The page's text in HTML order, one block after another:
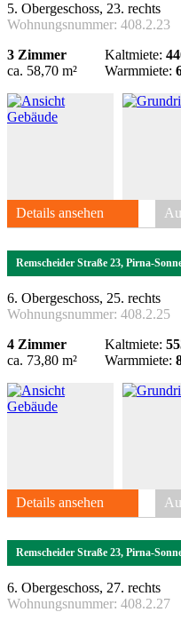
5. Obergeschoss, 23. rechts
Wohnungsnummer: 408.2.23
3 Zimmer
ca. 58,70 m²
Kaltmiete:
Warmmiete:
Details ansehen
Remscheider Straße 23, Pirna-
6. Obergeschoss, 25. rechts
Wohnungsnummer: 408.2.25
4 Zimmer
ca. 73,80 m²
Kaltmiete:
Warmmiete:
Details ansehen
Remscheider Straße 23, Pirna-
6. Obergeschoss, 27. rechts
Wohnungsnummer: 408.2.27